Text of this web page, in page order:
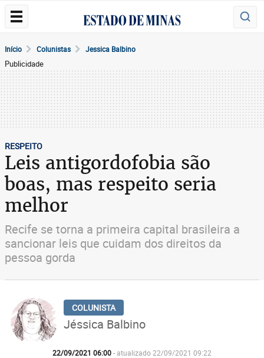
Início Colunistas Jessica Balbino
Publicidade
RESPEITO
Leis antigordofobia são
boas, mas respeito seria
melhor
Recife se torna a primeira capital brasileira a
sancionar leis que cuidam dos direitos da
pessoa gorda
Jéssica Balbino
22/09/2021 06:00- atualizado 22/09/2021 09:22